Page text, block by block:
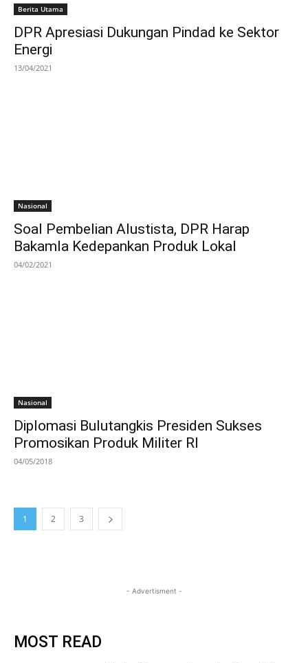
Berita Utama
DPR Apresiasi Dukungan Pindad ke Sektor
Energi
13/04/2021
Nasional
Soal Pembelian Alustista, DPR Harap
Bakamla Kedepankan Produk Lokal
04/02/2021
Nasional
Diplomasi Bulutangkis Presiden Sukses
Promosikan Produk Militer RI
04/05/2018
1 2 3
- Advertisment -
MOST READ